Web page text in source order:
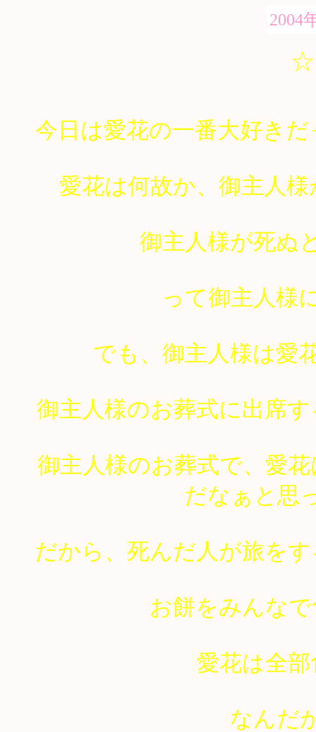
2004
今日は愛花の一番大好き
愛花は何故か、御主人
御主人様が死ぬ
って御主人様
でも、御主人様は愛
御主人様のお葬式に出席
御主人様のお葬式で、愛
だなぁと思
だから、死んだ人が旅を
お餅をみんな
愛花は全
なんだ